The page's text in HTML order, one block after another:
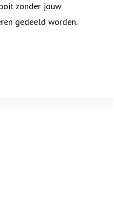
zonder jouw
gedeeld worden.